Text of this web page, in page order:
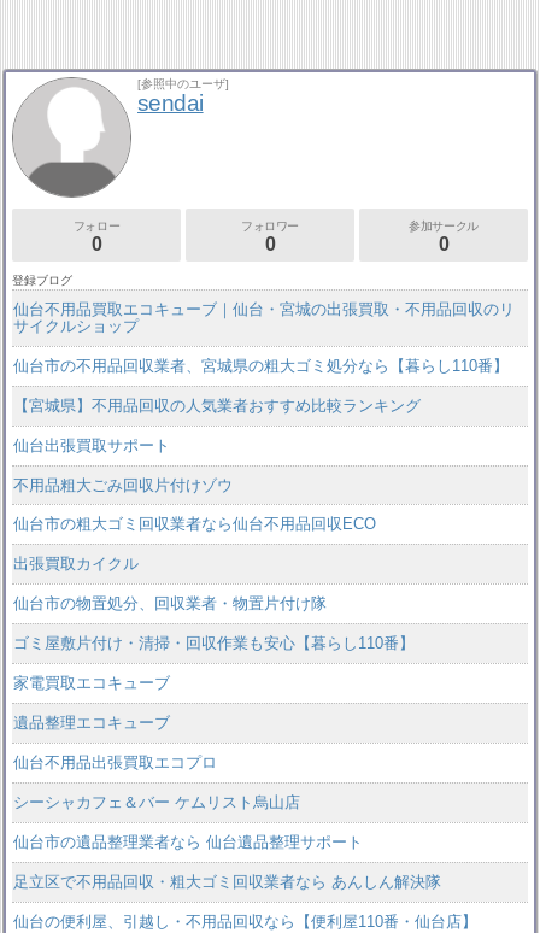
[参照中のユーザ]
sendai
フォロー
0
フォロワー
0
参加サークル
0
登録ブログ
仙台不用品買取エコキューブ｜仙台・宮城の出張買取・不用品回収のリ
サイクルショップ
仙台市の不用品回収業者、宮城県の粗大ゴミ処分なら【暮らし110番】
【宮城県】不用品回収の人気業者おすすめ比較ランキング
仙台出張買取サポート
不用品粗大ごみ回収片付けゾウ
仙台市の粗大ゴミ回収業者なら仙台不用品回収ECO
出張買取カイクル
仙台市の物置処分、回収業者・物置片付け隊
ゴミ屋敷片付け・清掃・回収作業も安心【暮らし110番】
家電買取エコキューブ
遺品整理エコキューブ
仙台不用品出張買取エコプロ
シーシャカフェ＆バー ケムリスト烏山店
仙台市の遺品整理業者なら 仙台遺品整理サポート
足立区で不用品回収・粗大ゴミ回収業者なら あんしん解決隊
仙台の便利屋、引越し・不用品回収なら【便利屋110番・仙台店】